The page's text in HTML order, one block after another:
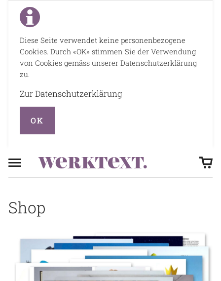
Diese Seite verwendet keine personenbezogene
Cookies. Durch «OK» stimmen Sie der Verwendung
von Cookies gemäss unserer Datenschutzerklärung
zu.
Zur Datenschutzerklärung
OK
Shop